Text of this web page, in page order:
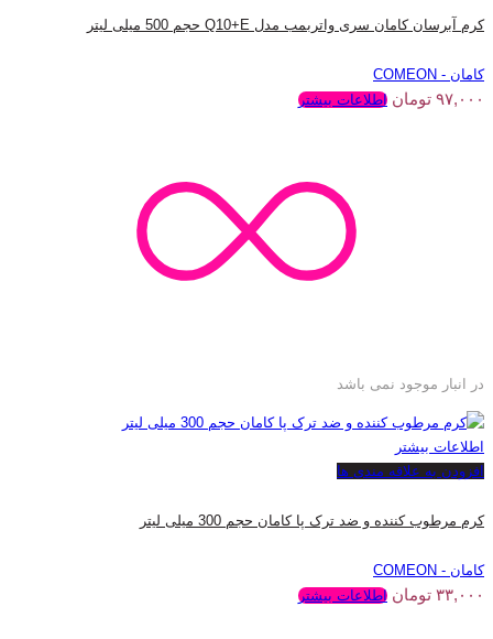
کرم آبرسان کامان سری واتربمب مدل Q10+E حجم 500 میلی لیتر
کامان - COMEON
۹۷,۰۰۰ تومان اطلاعات بیشتر
در انبار موجود نمی باشد
اطلاعات بیشتر
افزودن به علاقه مندی ها
کرم مرطوب کننده و ضد ترک پا کامان حجم 300 میلی لیتر
کامان - COMEON
۳۳,۰۰۰ تومان اطلاعات بیشتر